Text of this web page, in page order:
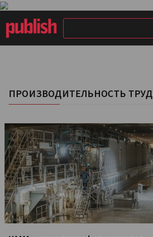
ПРОИЗВОДИТЕЛЬНОСТЬ